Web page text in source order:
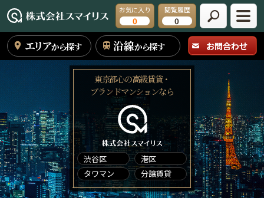
お気に入り
0
閲覧履歴
0
エリアから探す 沿線から探す お問合わせ
東京都心の高級賃貸・
ブランドマンションなら
渋谷区
港区
タワマン
分譲賃貸